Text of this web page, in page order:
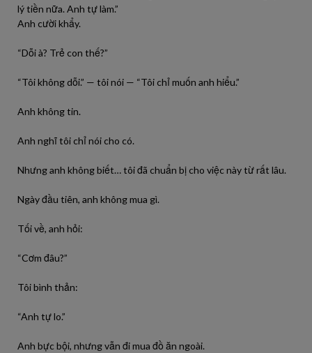
lý tiền nữa. Anh tự làm.”
Anh cười khẩy.
“Dỗi à? Trẻ con thế?”
“Tôi không dỗi.” — tôi nói — “Tôi chỉ muốn anh hiểu.”
Anh không tin.
Anh nghĩ tôi chỉ nói cho có.
Nhưng anh không biết… tôi đã chuẩn bị cho việc này từ rất lâu.
Ngày đầu tiên, anh không mua gì.
Tối về, anh hỏi:
“Cơm đâu?”
Tôi bình thản:
“Anh tự lo.”
Anh bực bội, nhưng vẫn đi mua đồ ăn ngoài.